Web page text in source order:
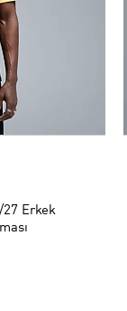
27 Erkek